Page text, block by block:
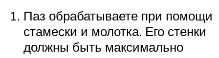
Паз обрабатываете при помощи
стамески и молотка. Его стенки
должны быть максимально